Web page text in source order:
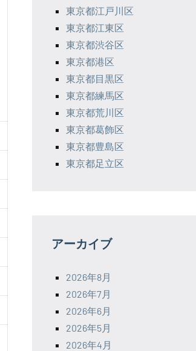
東京都江戸川区
東京都江東区
東京都渋谷区
東京都港区
東京都目黒区
東京都練馬区
東京都荒川区
東京都葛飾区
東京都豊島区
東京都足立区
アーカイブ
2026年8月
2026年7月
2026年6月
2026年5月
2026年4月